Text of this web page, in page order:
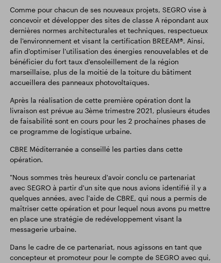
Comme pour chacun de ses nouveaux projets, SEGRO vise à
concevoir et développer des sites de classe A répondant aux
dernières normes architecturales et techniques, respectueux
de l'environnement et visant la certification BREEAM®. Ainsi,
afin d'optimiser l'utilisation des énergies renouvelables et de
bénéficier du fort taux d'ensoleillement de la région
marseillaise, plus de la moitié de la toiture du bâtiment
accueillera des panneaux photovoltaïques.
Après la réalisation de cette première opération dont la
livraison est prévue au 3ème trimestre 2021, plusieurs études
de faisabilité sont en cours pour les 2 prochaines phases de
ce programme de logistique urbaine.
CBRE Méditerranée a conseillé les parties dans cette
opération.
"Nous sommes très heureux d'avoir conclu ce partenariat
avec SEGRO à partir d'un site que nous avions identifié il y a
quelques années, avec l'aide de CBRE, qui nous a permis de
maîtriser cette opération et pour lequel nous avons pu mettre
en place une stratégie de redéveloppement visant la
messagerie urbaine.
Dans le cadre de ce partenariat, nous agissons en tant que
concepteur et promoteur pour le compte de SEGRO avec qui,